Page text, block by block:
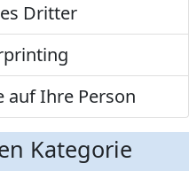
Dritter
auf Ihre Person
Kategorie